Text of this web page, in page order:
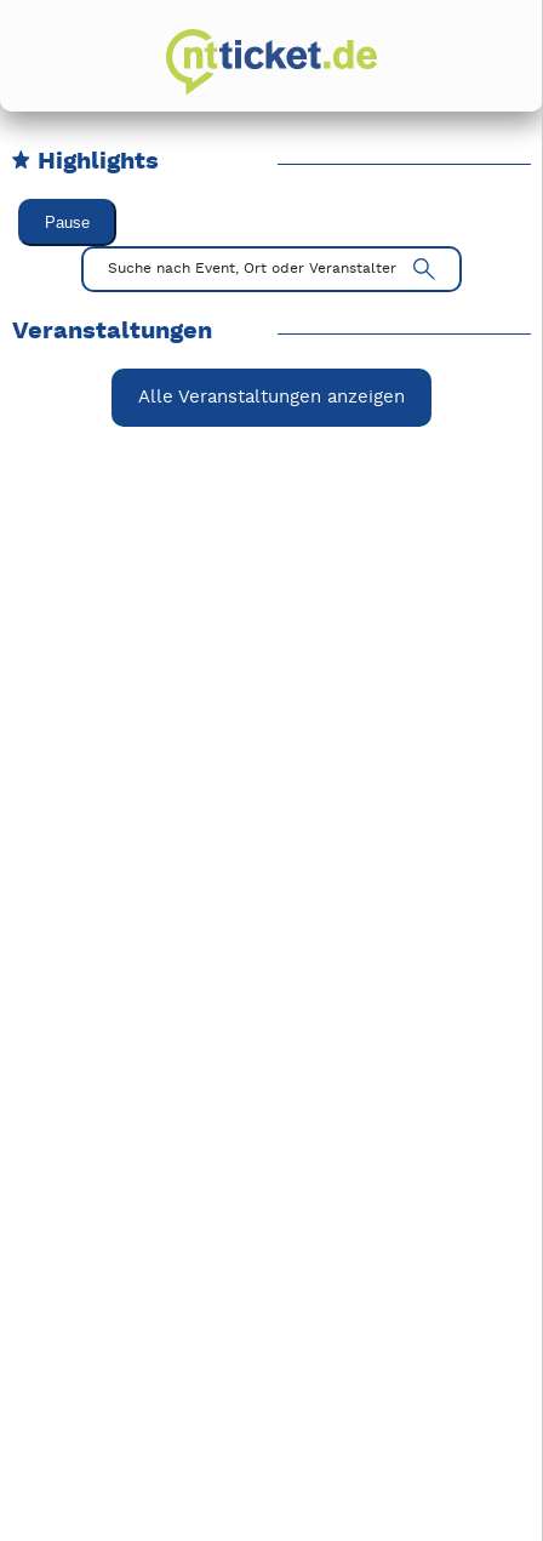
Highlights
Karussell Veranstaltungen überspringen
Pause
Mit Tab zu den Steuerelementen wechseln. Mit Pfeiltasten
Suche nach Event, Ort oder Veranstalter
Veranstaltungen
Alle Veranstaltungen anzeigen